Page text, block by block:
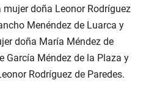
mujer doña Leonor Rodríguez
Menéndez de Luarca y
doña María Méndez de
García Méndez de la Plaza y
Rodríguez de Paredes.